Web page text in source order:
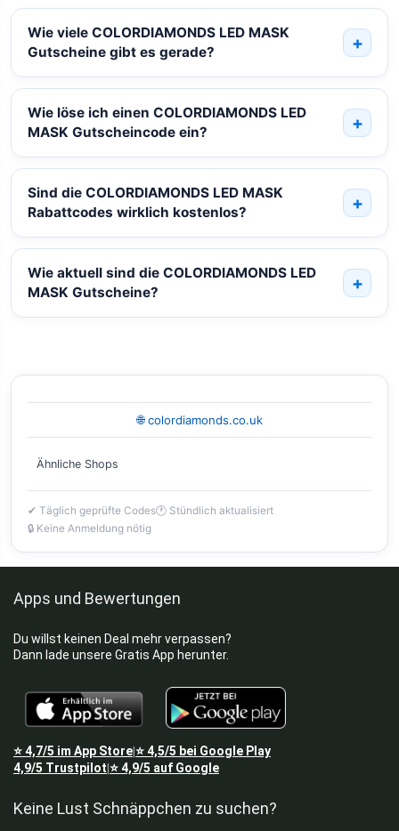
Wie viele COLORDIAMONDS LED MASK
Gutscheine gibt es gerade?
Wie löse ich einen COLORDIAMONDS LED
MASK Gutscheincode ein?
Sind die COLORDIAMONDS LED MASK
Rabattcodes wirklich kostenlos?
Wie aktuell sind die COLORDIAMONDS LED
MASK Gutscheine?
🌐 colordiamonds.co.uk
Ähnliche Shops
✔ Täglich geprüfte Codes🕐 Stündlich aktualisiert
🔒 Keine Anmeldung nötig
Apps und Bewertungen
Du willst keinen Deal mehr verpassen?
Dann lade unsere Gratis App herunter.
⭐4,7/5 im App Store⭐4,5/5 bei Google Play
4,9/5 Trustpilot ⭐4,9/5 auf Google
Keine Lust Schnäppchen zu suchen?